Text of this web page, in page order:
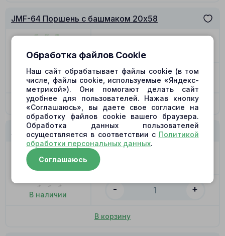
JMF-64 Поршень с башмаком 20x58
В наличии
Позиция
- +
В корзину
JMF-64 Распределитель M
В наличии
- +
В корзину
Обработка файлов Cookie
Наш сайт обрабатывает файлы cookie (в том
числе, файлы cookie, используемые «Яндекс-
метрикой»). Они помогают делать сайт
удобнее для пользователей. Нажав кнопку
«Соглашаюсь», вы даете свое согласие на
обработку файлов cookie вашего браузера.
Обработка данных пользователей
осуществляется в соответствии с Политикой
обработки персональных данных.
Соглашаюсь